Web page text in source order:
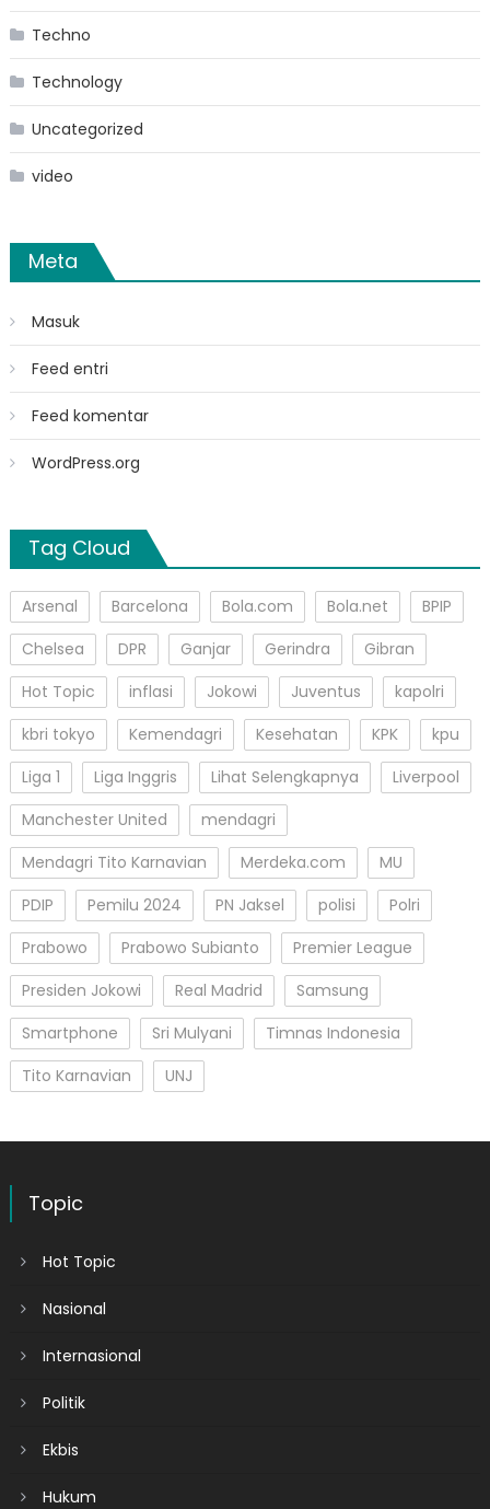
Techno
Technology
Uncategorized
video
Meta
Masuk
Feed entri
Feed komentar
WordPress.org
Tag Cloud
Arsenal Barcelona Bola.com Bola.net
BPIP
Chelsea
DPR Ganjar Gerindra
Gibran
Hot Topic
inflasi Jokowi Juventus
kapolri
kbri tokyo
Kemendagri Kesehatan KPK
kpu
Liga 1
Liga Inggris Lihat Selengkapnya
Liverpool
Manchester United
mendagri
Mendagri Tito Karnavian
Merdeka.com
MU
PDIP
Pemilu 2024 PN Jaksel polisi
Polri
Prabowo
Prabowo Subianto
Premier League
Presiden Jokowi
Real Madrid
Samsung
Smartphone
Sri Mulyani
Timnas Indonesia
Tito Karnavian
UNJ
Topic
Hot Topic
Nasional
Internasional
Politik
Ekbis
Hukum